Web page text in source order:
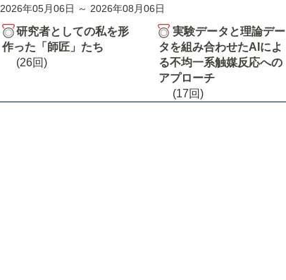
2026年05月06日 ～ 2026年08月06日
研究者としての私を形
作った「師匠」たち
(26回)
実験データと理論デー
タを組み合わせたAIによ
る不均一系触媒反応への
アプローチ
(17回)